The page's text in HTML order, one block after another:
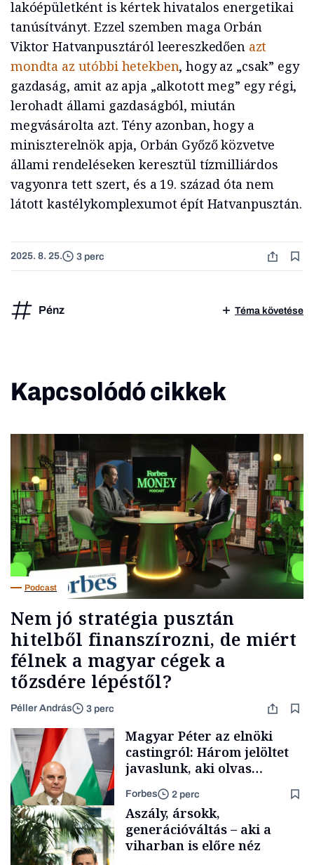
lakóépületként is kértek hivatalos energetikai
tanúsítványt. Ezzel szemben maga Orbán
Viktor Hatvanpusztáról leereszkedően azt
mondta az utóbbi hetekben, hogy az „csak” egy
gazdaság, amit az apja „alkotott meg” egy régi,
lerohadt állami gazdaságból, miután
megvásárolta azt. Tény azonban, hogy a
miniszterelnök apja, Orbán Győző közvetve
állami rendeléseken keresztül tízmilliárdos
vagyonra tett szert, és a 19. század óta nem
látott kastélykomplexumot épít Hatvanpusztán.
2025. 8. 25. 3 perc
Pénz Téma követése
Kapcsolódó cikkek
Podcast
Nem jó stratégia pusztán
hitelből finanszírozni, de miért
félnek a magyar cégek a
tőzsdére lépéstől?
Péller András 3 perc
Magyar Péter az elnöki
castingról: Három jelöltet
javaslunk, aki olvas
híreket, nem fog
meglepődni
Forbes 2 perc
Aszály, ársokk,
generációváltás – aki a
viharban is előre néz